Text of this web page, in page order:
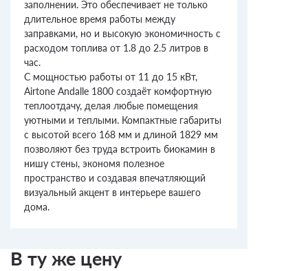
заполнении. Это обеспечивает не только
длительное время работы между
заправками, но и высокую экономичность с
расходом топлива от 1.8 до 2.5 литров в
час.
С мощностью работы от 11 до 15 кВт,
Airtone Andalle 1800 создаёт комфортную
теплоотдачу, делая любые помещения
уютными и теплыми. Компактные габариты
с высотой всего 168 мм и длиной 1829 мм
позволяют без труда встроить биокамин в
нишу стены, экономя полезное
пространство и создавая впечатляющий
визуальный акцент в интерьере вашего
дома.
В ту же цену